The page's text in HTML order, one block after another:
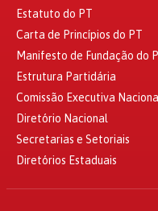
Estatuto do PT
Carta de Princípios do PT
Manifesto de Fundação do
Estrutura Partidária
Comissão Executiva
Diretório Nacional
Secretarias e Setoriais
Diretórios Estaduais